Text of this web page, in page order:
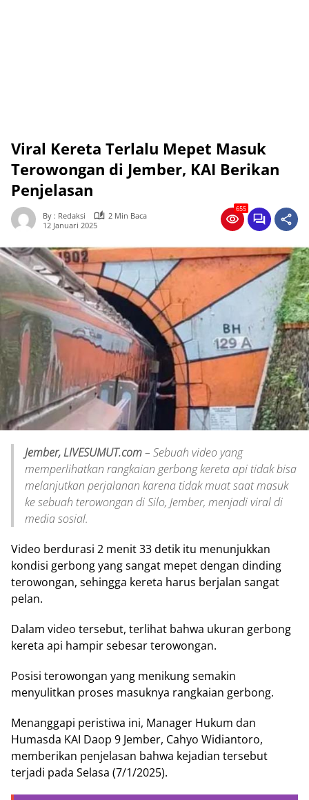
Viral Kereta Terlalu Mepet Masuk
Terowongan di Jember, KAI Berikan
Penjelasan
By : Redaksi
2 Min Baca
12 Januari 2025
655
Jember, LIVESUMUT.com– Sebuah video yang
memperlihatkan rangkaian gerbong kereta api tidak bisa
melanjutkan perjalanan karena tidak muat saat masuk
ke sebuah terowongan di Silo, Jember, menjadi viral di
media sosial.
Video berdurasi 2 menit 33 detik itu menunjukkan
kondisi gerbong yang sangat mepet dengan dinding
terowongan, sehingga kereta harus berjalan sangat
pelan.
Dalam video tersebut, terlihat bahwa ukuran gerbong
kereta api hampir sebesar terowongan.
Posisi terowongan yang menikung semakin
menyulitkan proses masuknya rangkaian gerbong.
Menanggapi peristiwa ini, Manager Hukum dan
Humasda KAI Daop 9 Jember, Cahyo Widiantoro,
memberikan penjelasan bahwa kejadian tersebut
terjadi pada Selasa (7/1/2025).